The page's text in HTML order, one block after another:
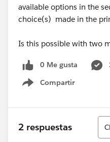
available options in the
choice(s) made in the
Is this possible with two
0 Me gusta
Compartir
Show menu
2 respuestas